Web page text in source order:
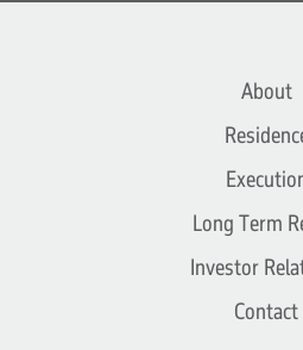
About
Long Term
Investor
Contact